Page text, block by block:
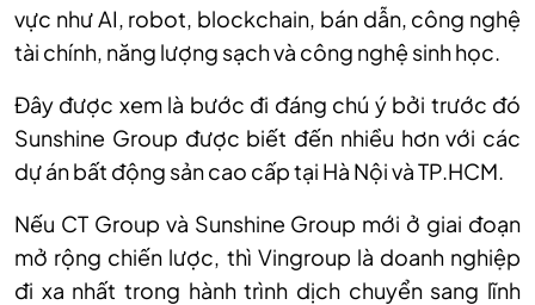
vực như AI, robot, blockchain, bán dẫn, công nghệ
tài chính, năng lượng sạch và công nghệ sinh học.
Đây được xem là bước đi đáng chú ý bởi trước đó
Sunshine Group được biết đến nhiều hơn với các
dự án bất động sản cao cấp tại Hà Nội và TP.HCM.
Nếu CT Group và Sunshine Group mới ở giai đoạn
mở rộng chiến lược, thì Vingroup là doanh nghiệp
đi xa nhất trong hành trình dịch chuyển sang lĩnh